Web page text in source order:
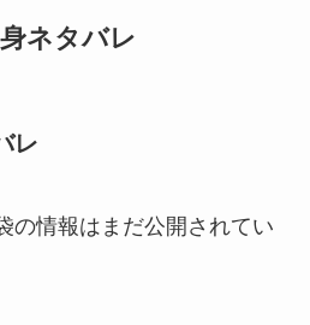
ネタバレ
レ
の情報はまだ公開されてい